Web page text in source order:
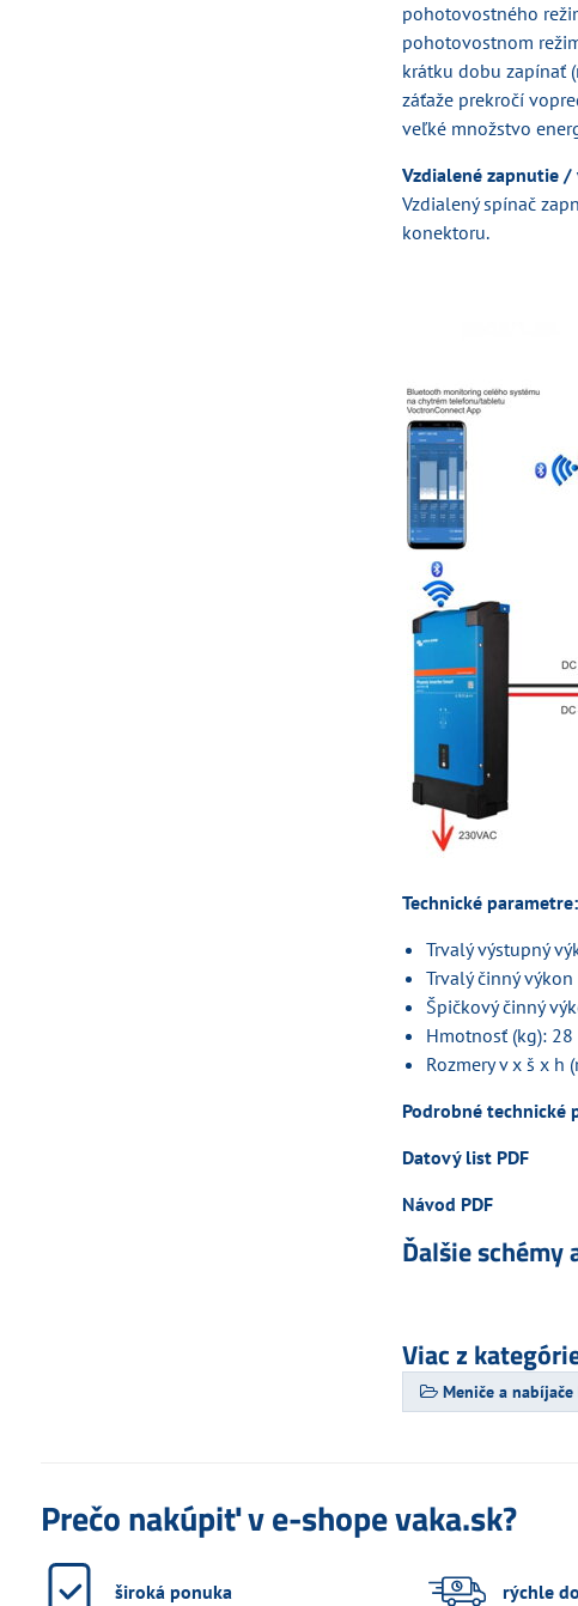
pohotovostného
pohotovostnom
krátku dobu zapínať
záťaže prekročí
veľké množstvo
Vzdialené zapnutie
Vzdialený spínač
konektoru.
Technické parametre:
Trvalý výstupný
Trvalý činný
Špičkový činný
Hmotnosť (kg): 28
Rozmery v x š x h
Podrobné technické
Datový list PDF
Návod PDF
Ďalšie
Viac z
Meniče a nabíjače
Prečo nakúpiť v e-shope vaka.sk?
široká ponuka rýchle